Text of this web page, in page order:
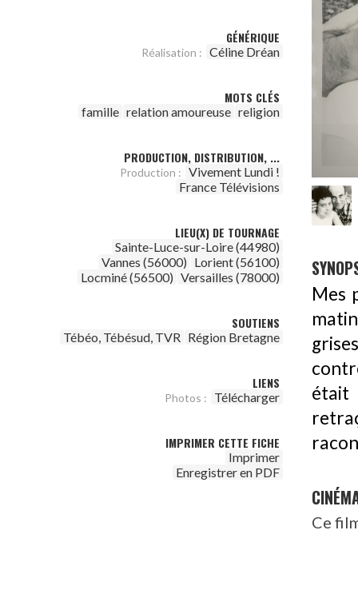
GÉNÉRIQUE
Réalisation : Céline Dréan
MOTS CLÉS
famille relation amoureuse religion
PRODUCTION, DISTRIBUTION, ...
Production : Vivement Lundi !
France Télévisions
LIEU(X) DE TOURNAGE
Sainte-Luce-sur-Loire (44980)
Vannes (56000) Lorient (56100)
Locminé (56500) Versailles (78000)
SOUTIENS
Tébéo, Tébésud, TVR Région Bretagne
LIENS
Photos : Télécharger
IMPRIMER CETTE FICHE
Imprimer
Enregistrer en PDF
Mes
était
Ce